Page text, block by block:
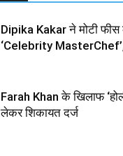
Dipika Kakar ने मोटी फीस
‘Celebrity MasterChef’,
Farah Khan के खिलाफ
लेकर शिकायत दर्ज